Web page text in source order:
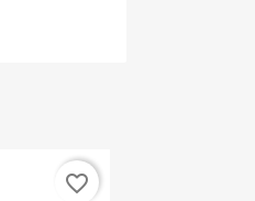
favorite_border